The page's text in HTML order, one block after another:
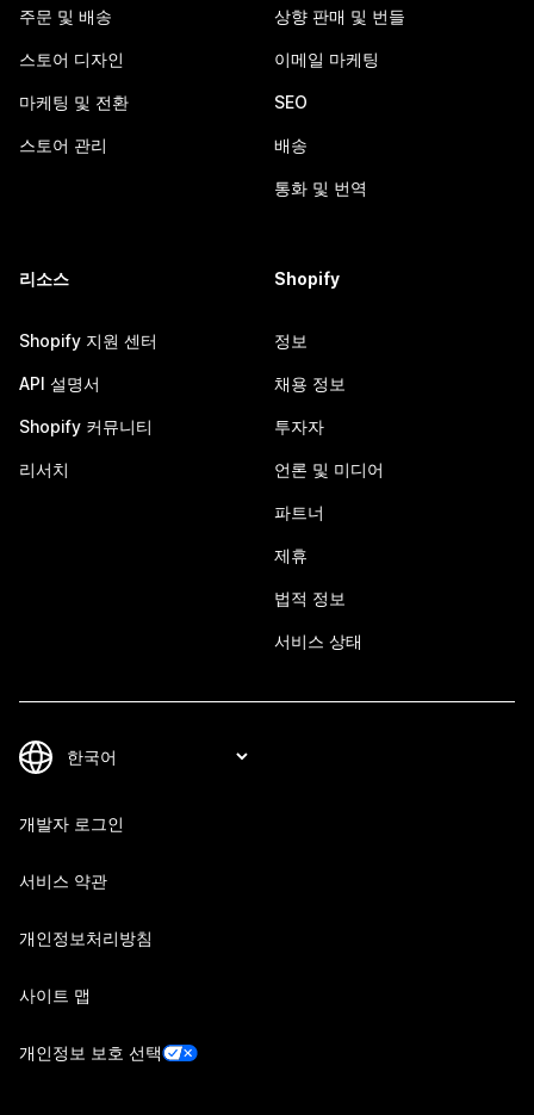
주문 및 배송
스토어 디자인
마케팅 및 전환
스토어 관리
상향 판매 및 번들
이메일 마케팅
SEO
배송
통화 및 번역
리소스
Shopify 지원 센터
API 설명서
Shopify 커뮤니티
리서치
Shopify
정보
채용 정보
투자자
언론 및 미디어
파트너
제휴
법적 정보
서비스 상태
개발자 로그인
서비스 약관
개인정보처리방침
사이트 맵
개인정보 보호 선택